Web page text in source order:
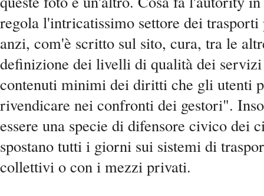
regola l'intricatissimo settore dei
anzi, com'è scritto sul sito, cura, tra le
definizione dei livelli di qualità dei
contenuti minimi dei diritti che gli utenti
rivendicare nei confronti dei gestori".
essere una specie di difensore civico dei
spostano tutti i giorni sui sistemi di
collettivi o con i mezzi privati.